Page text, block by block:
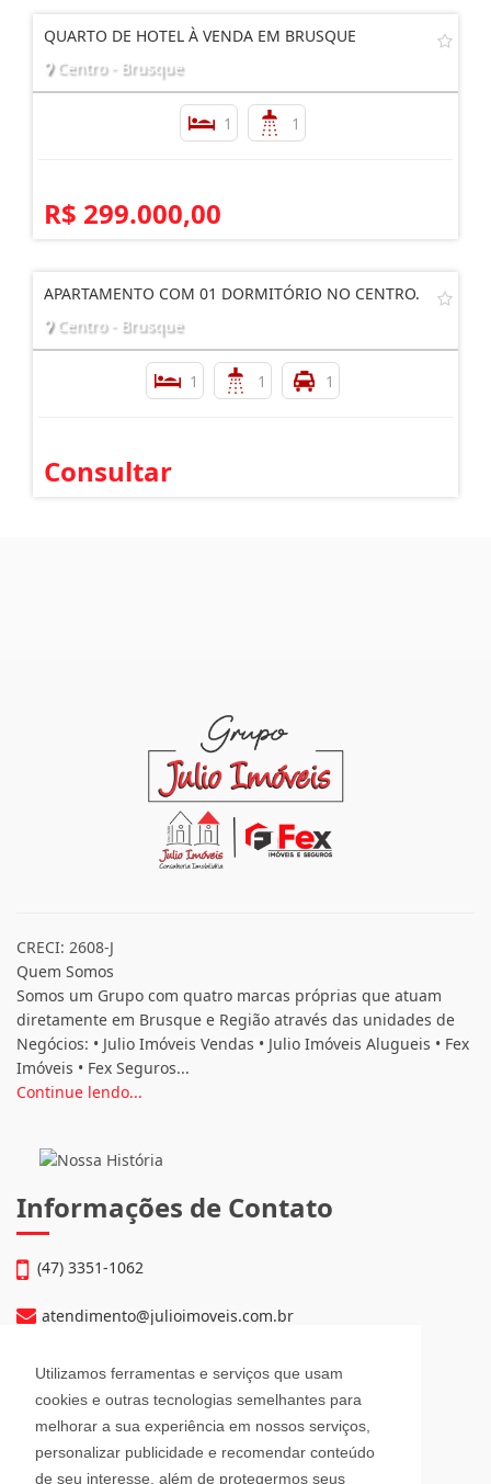
Utilizamos ferramentas e serviços que usam
cookies e outras tecnologias semelhantes para
melhorar a sua experiência em nossos serviços,
personalizar publicidade e recomendar conteúdo
de seu interesse, além de protegermos seus
QUARTO DE HOTEL À VENDA EM BRUSQUE
Centro - Brusque
1 1
R$ 299.000,00
APARTAMENTO COM 01 DORMITÓRIO NO CENTRO.
Centro - Brusque
1 1 1
Consultar
CRECI: 2608-J
Quem Somos
Somos um Grupo com quatro marcas próprias que atuam
diretamente em Brusque e Região através das unidades de
Negócios: • Julio Imóveis Vendas • Julio Imóveis Alugueis • Fex
Imóveis • Fex Seguros...
Continue lendo...
Informações de Contato
(47) 3351-1062
atendimento@julioimoveis.com.br
Avenida Hugo Schlösser, 69, Jardim Maluche
CEP: 88354-300